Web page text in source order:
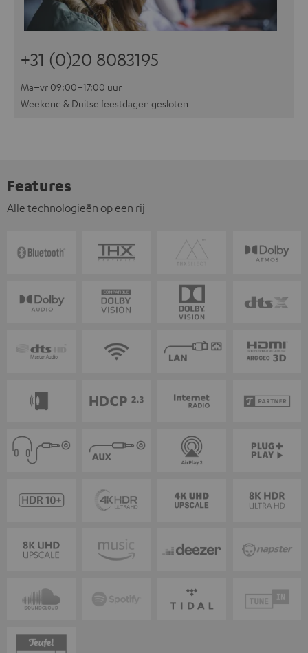
+31 (0)20 8083195
Ma–vr 09:00–17:00 uur
Weekend & Duitse feestdagen gesloten
Features
Alle technologieën op een rij